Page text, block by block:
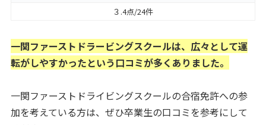
３.4点/24件
一関ファーストドラービングスクールは、広々として運
転がしやすかったという口コミが多くありました。
一関ファーストドライビングスクールの合宿免許への参
加を考えている方は、ぜひ卒業生の口コミを参考にして